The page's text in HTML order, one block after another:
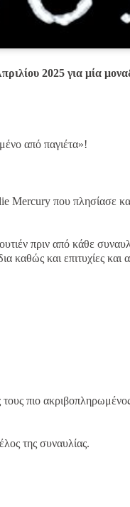
2025 για μία
από παγιέτα»!
Mercury που πλησίασε
πριν από κάθε
και επιτυχίες και
πιο
της συναυλίας.